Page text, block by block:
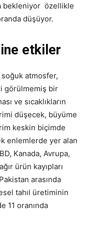
bekleniyor özellikle
düşüyor.
etkiler
soğuk atmosfer,
görülmemiş bir
ve sıcaklıkların
düşecek, büyüme
keskin biçimde
enlemlerde yer alan
Kanada, Avrupa,
ürün kayıpları
arasında
tahıl üretiminin
11 oranında